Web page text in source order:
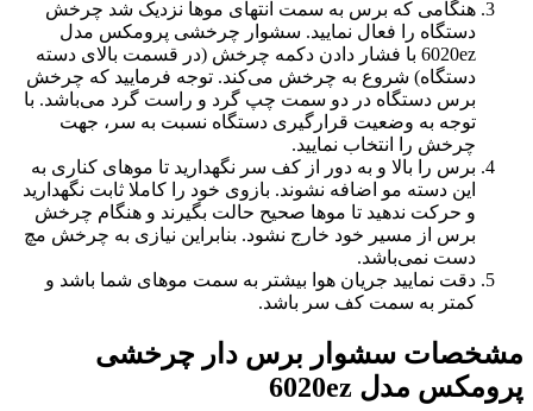
هنگامی که برس به سمت انتهای موها نزدیک شد چرخش
دستگاه را فعال نمایید. سشوار چرخشی پرومکس مدل
6020ez با فشار دادن دکمه چرخش (در قسمت بالای دسته
دستگاه) شروع به چرخش می‌کند. توجه فرمایید که چرخش
برس دستگاه در دو سمت چپ گرد و راست گرد می‌باشد. با
توجه به وضعیت قرارگیری دستگاه نسبت به سر، جهت
چرخش را انتخاب نمایید.
برس را بالا و به دور از کف سر نگهدارید تا موهای کناری به
این دسته مو اضافه نشوند. بازوی خود را کاملا ثابت نگهدارید
و حرکت ندهید تا موها صحیح حالت بگیرند و هنگام چرخش
برس از مسیر خود خارج نشود. بنابراین نیازی به چرخش مچ
دست نمی‌باشد.
دقت نمایید جریان هوا بیشتر به سمت موهای شما باشد و
کمتر به سمت کف سر باشد.
مشخصات سشوار برس دار چرخشی
پرومکس مدل 6020ez